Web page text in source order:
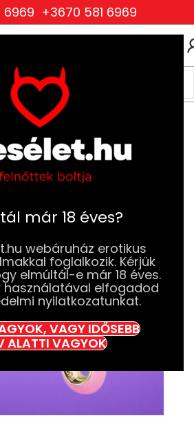
már 18 éves?
webáruház erotikus
foglalkozik. Kérjük
elmúltál-e már 18 éves.
használatával elfogadod
nyilatkozatunkat.
VAGY IDŐSEBB
ALATTI VAGYOK
6969 +3670 581 6969
Vibrátorok